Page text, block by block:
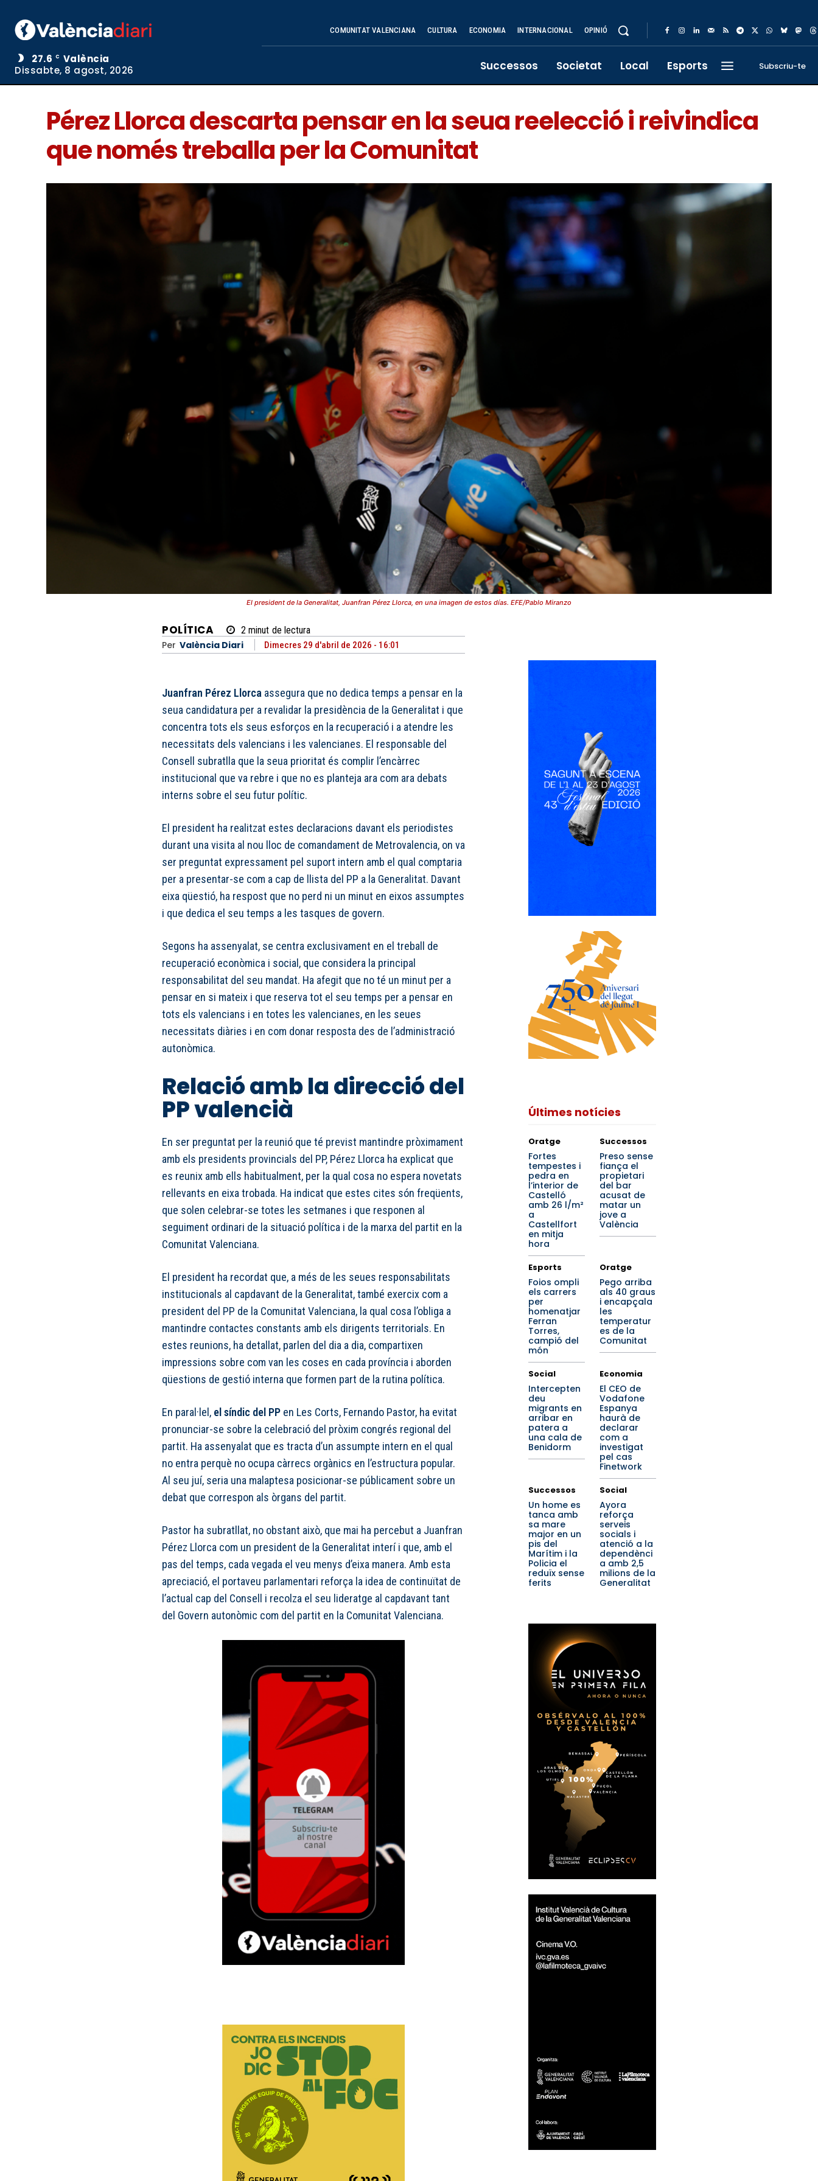
27.6 C
València
Dissabte, 8 agost, 2026
COMUNITAT VALENCIANA CULTURA ECONOMIA INTERNACIONAL OPINIÓ
Successos Societat Local Esports Subscriu-te
Pérez Llorca descarta pensar en la seua reelecció i reivindica
que només treballa per la Comunitat
El president de la Generalitat, Juanfran Pérez Llorca, en una imagen de estos días. EFE/Pablo Miranzo
POLÍTICA 2 minut de lectura
Per València Diari Dimecres 29 d'abril de 2026 - 16:01
Juanfran Pérez Llorca assegura que no dedica temps a pensar en la
seua candidatura per a revalidar la presidència de la Generalitat i que
concentra tots els seus esforços en la recuperació i a atendre les
necessitats dels valencians i les valencianes. El responsable del
Consell subratlla que la seua prioritat és complir l’encàrrec
institucional que va rebre i que no es planteja ara com ara debats
interns sobre el seu futur polític.
El president ha realitzat estes declaracions davant els periodistes
durant una visita al nou lloc de comandament de Metrovalencia, on va
ser preguntat expressament pel suport intern amb el qual comptaria
per a presentar-se com a cap de llista del PP a la Generalitat. Davant
eixa qüestió, ha respost que no perd ni un minut en eixos assumptes
i que dedica el seu temps a les tasques de govern.
Segons ha assenyalat, se centra exclusivament en el treball de
recuperació econòmica i social, que considera la principal
responsabilitat del seu mandat. Ha afegit que no té un minut per a
pensar en si mateix i que reserva tot el seu temps per a pensar en
tots els valencians i en totes les valencianes, en les seues
necessitats diàries i en com donar resposta des de l’administració
autonòmica.
Relació amb la direcció del
PP valencià
En ser preguntat per la reunió que té previst mantindre pròximament
amb els presidents provincials del PP, Pérez Llorca ha explicat que
es reunix amb ells habitualment, per la qual cosa no espera novetats
rellevants en eixa trobada. Ha indicat que estes cites són freqüents,
que solen celebrar-se totes les setmanes i que responen al
seguiment ordinari de la situació política i de la marxa del partit en la
Comunitat Valenciana.
El president ha recordat que, a més de les seues responsabilitats
institucionals al capdavant de la Generalitat, també exercix com a
president del PP de la Comunitat Valenciana, la qual cosa l’obliga a
mantindre contactes constants amb els dirigents territorials. En
estes reunions, ha detallat, parlen del dia a dia, compartixen
impressions sobre com van les coses en cada província i aborden
qüestions de gestió interna que formen part de la rutina política.
En paral·lel, el síndic del PP en Les Corts, Fernando Pastor, ha evitat
pronunciar-se sobre la celebració del pròxim congrés regional del
partit. Ha assenyalat que es tracta d’un assumpte intern en el qual
no entra perquè no ocupa càrrecs orgànics en l’estructura popular.
Al seu juí, seria una malaptesa posicionar-se públicament sobre un
debat que correspon als òrgans del partit.
Pastor ha subratllat, no obstant això, que mai ha percebut a Juanfran
Pérez Llorca com un president de la Generalitat interí i que, amb el
pas del temps, cada vegada el veu menys d’eixa manera. Amb esta
apreciació, el portaveu parlamentari reforça la idea de continuïtat de
l’actual cap del Consell i recolza el seu lideratge al capdavant tant
del Govern autonòmic com del partit en la Comunitat Valenciana.
Últimes notícies
Oratge
Fortes
tempestes i
pedra en
l’interior de
Castelló
amb 26 l/m²
a
Castellfort
en mitja
hora
Successos
Preso sense
fiança el
propietari
del bar
acusat de
matar un
jove a
València
Esports
Foios ompli
els carrers
per
homenatjar
Ferran
Torres,
campió del
món
Oratge
Pego arriba
als 40 graus
i encapçala
les
temperatur
es de la
Comunitat
Social
Intercepten
deu
migrants en
arribar en
patera a
una cala de
Benidorm
Economia
El CEO de
Vodafone
Espanya
haurà de
declarar
com a
investigat
pel cas
Finetwork
Successos
Un home es
tanca amb
sa mare
major en un
pis del
Marítim i la
Policia el
reduïx sense
ferits
Social
Ayora
reforça
serveis
socials i
atenció a la
dependènci
a amb 2,5
milions de la
Generalitat